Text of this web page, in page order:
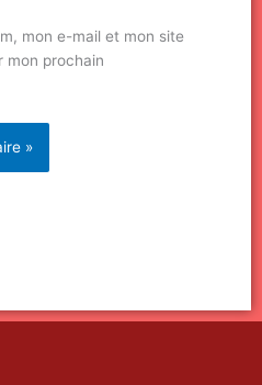
mon e-mail et mon site
mon prochain